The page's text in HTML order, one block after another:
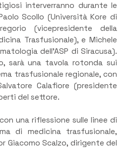
interverranno durante le
Scollo (Università Kore di
(vicepresidente della
Trasfusionale), e Michele
dell’ASP di Siracusa).
sarà una tavola rotonda sui
trasfusionale regionale, con
Calafiore (presidente
del settore.
una riflessione sulle linee di
di medicina trasfusionale,
Giacomo Scalzo, dirigente del